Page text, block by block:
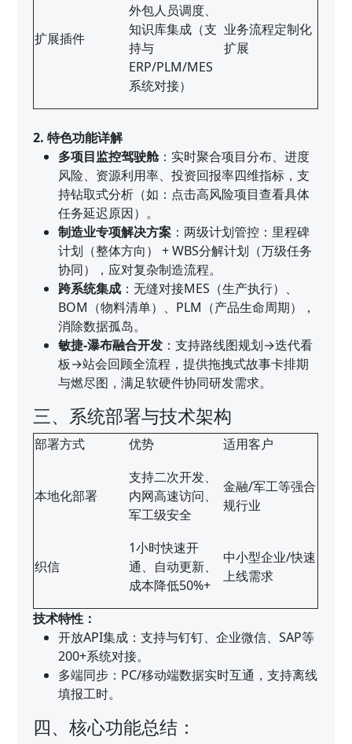
扩展插件
外包人员调度、
知识库集成（支
持与
ERP/PLM/MES
系统对接）
业务流程定制化
扩展
2. 特色功能详解
多项目监控驾驶舱：实时聚合项目分布、进度
风险、资源利用率、投资回报率四维指标，支
持钻取式分析（如：点击高风险项目查看具体
任务延迟原因）。
制造业专项解决方案 ：两级计划管控：里程碑
计划（整体方向） + WBS分解计划（万级任务
协同），应对复杂制造流程。
跨系统集成 ：无缝对接MES（生产执行）、
BOM（物料清单）、PLM（产品生命周期），
消除数据孤岛。
敏捷-瀑布融合开发 ：支持路线图规划→迭代看
板→站会回顾全流程，提供拖拽式故事卡排期
与燃尽图，满足软硬件协同研发需求。
三、系统部署与技术架构
部署方式 优势 适用客户
本地化部署
支持二次开发、
内网高速访问、
军工级安全
金融/军工等强合
规行业
织信
1小时快速开
通、自动更新、
成本降低50%+
中小型企业/快速
上线需求
技术特性：
开放API集成：支持与钉钉、企业微信、SAP等
200+系统对接。
多端同步：PC/移动端数据实时互通，支持离线
填报工时。
四、核心功能总结：